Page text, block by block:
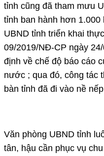
tỉnh cũng đã tham mưu
tỉnh ban hành hơn
UBND tỉnh triển khai
09/2019/NĐ-CP ngày
định về chế độ báo cáo
nước ; qua đó, công tác
bàn tỉnh đã đi vào nề
Văn phòng UBND tỉnh
tân, hậu cần phục vụ